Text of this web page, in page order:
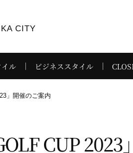
CITY
ル ビジネススタイル
」開催のご案内
CUP 2023